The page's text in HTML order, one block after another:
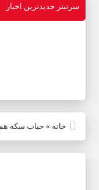
سرتیتر جدیدترین اخبار
خانه » حباب سکه